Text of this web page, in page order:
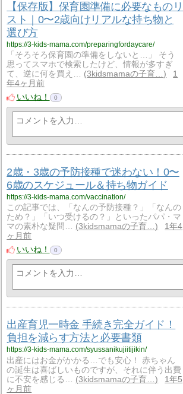
【保存版】保育園準備に必要なものリ
スト｜0〜2歳向けリアルな持ち物と
選び方
https://3-kids-mama.com/preparingfordaycare/
「そろそろ保育園の準備をしないと…」 そう
思ってスマホで検索したけど、情報が多すぎ
て、逆に何を買え…
3kidsmamaの子育…
1
年4ヶ月前
いいね！
0
2歳・3歳の予防接種で迷わない！0〜
6歳のスケジュール＆持ち物ガイド
https://3-kids-mama.com/vaccination/
この記事では、「なんの予防接種？」「なんの
ため？」「いつ受けるの？」といったパパ・マ
マの素朴な疑問…
3kidsmamaの子育…
1年4
ヶ月前
いいね！
0
出産育児一時金 手続き完全ガイド！
負担を減らす方法と必要書類
https://3-kids-mama.com/syussanikujiitijikin/
出産にはお金がかかる…でも安心！ 赤ちゃん
の誕生は喜ばしいものですが、それに伴う出費
に不安を感じる…
3kidsmamaの子育…
1年5
ヶ月前